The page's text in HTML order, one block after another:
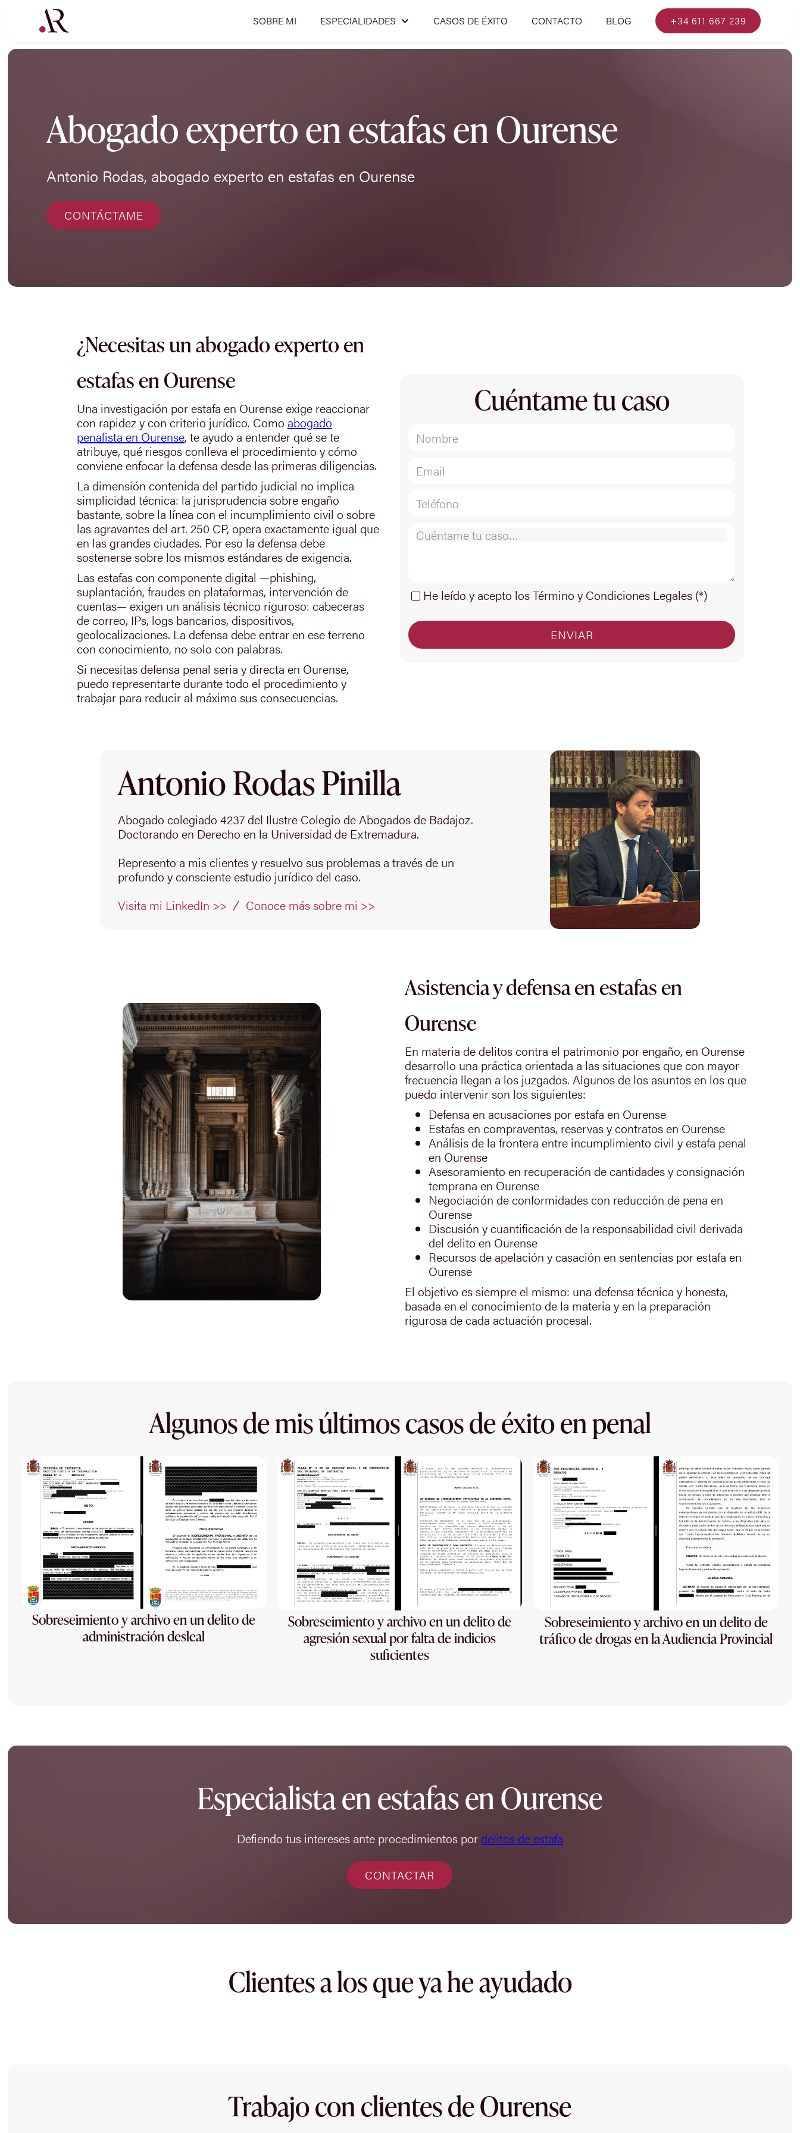
SOBRE MI ESPECIALIDADES CASOS DE ÉXITO CONTACTO BLOG +34 611 667 239
Abogado experto en estafas en Ourense
Antonio Rodas, abogado experto en estafas en Ourense
CONTÁCTAME
¿Necesitas un abogado experto en
estafas en Ourense
Una investigación por estafa en Ourense exige reaccionar
con rapidez y con criterio jurídico. Como abogado
penalista en Ourense, te ayudo a entender qué se te
atribuye, qué riesgos conlleva el procedimiento y cómo
conviene enfocar la defensa desde las primeras diligencias.
La dimensión contenida del partido judicial no implica
simplicidad técnica: la jurisprudencia sobre engaño
bastante, sobre la línea con el incumplimiento civil o sobre
las agravantes del art. 250 CP, opera exactamente igual que
en las grandes ciudades. Por eso la defensa debe
sostenerse sobre los mismos estándares de exigencia.
Las estafas con componente digital —phishing,
suplantación, fraudes en plataformas, intervención de
cuentas— exigen un análisis técnico riguroso: cabeceras
de correo, IPs, logs bancarios, dispositivos,
geolocalizaciones. La defensa debe entrar en ese terreno
con conocimiento, no solo con palabras.
Si necesitas defensa penal seria y directa en Ourense,
puedo representarte durante todo el procedimiento y
trabajar para reducir al máximo sus consecuencias.
Cuéntame tu caso
He leído y acepto los Término y Condiciones Legales (*)
Antonio Rodas Pinilla
Abogado colegiado 4237 del Ilustre Colegio de Abogados de Badajoz.
Doctorando en Derecho en la Universidad de Extremadura.
Represento a mis clientes y resuelvo sus problemas a través de un
profundo y consciente estudio jurídico del caso.
Visita mi LinkedIn >>
Conoce más sobre mi >>
Asistencia y defensa en estafas en
Ourense
En materia de delitos contra el patrimonio por engaño, en Ourense
desarrollo una práctica orientada a las situaciones que con mayor
frecuencia llegan a los juzgados. Algunos de los asuntos en los que
puedo intervenir son los siguientes:
Defensa en acusaciones por estafa en Ourense
Estafas en compraventas, reservas y contratos en Ourense
Análisis de la frontera entre incumplimiento civil y estafa penal
en Ourense
Asesoramiento en recuperación de cantidades y consignación
temprana en Ourense
Negociación de conformidades con reducción de pena en
Ourense
Discusión y cuantificación de la responsabilidad civil derivada
del delito en Ourense
Recursos de apelación y casación en sentencias por estafa en
Ourense
El objetivo es siempre el mismo: una defensa técnica y honesta,
basada en el conocimiento de la materia y en la preparación
rigurosa de cada actuación procesal.
Algunos de mis últimos casos de éxito en penal
Sobreseimiento y archivo en un delito de
administración desleal
Sobreseimiento y archivo en un delito de
agresión sexual por falta de indicios
suficientes
Sobreseimiento y archivo en un delito de
tráfico de drogas en la Audiencia Provincial
Especialista en estafas en Ourense
Defiendo tus intereses ante procedimientos pordelitos de estafa
CONTACTAR
Clientes a los que ya he ayudado
Trabajo con clientes de Ourense